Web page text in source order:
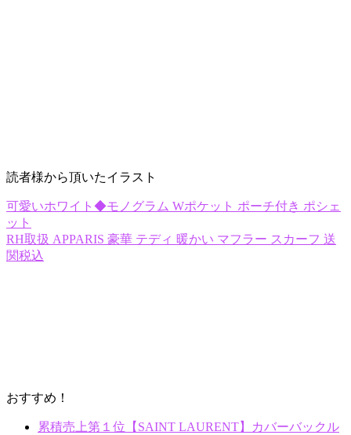
読者様から頂いたイラスト
可愛いホワイト◆モノグラム Wポケット ポーチ付き ポシェ
ット
RH取扱 APPARIS 豪華 テディ 暖かい マフラー スカーフ 送
関税込
おすすめ！
累積売上第１位【SAINT LAURENT】カバーバックル